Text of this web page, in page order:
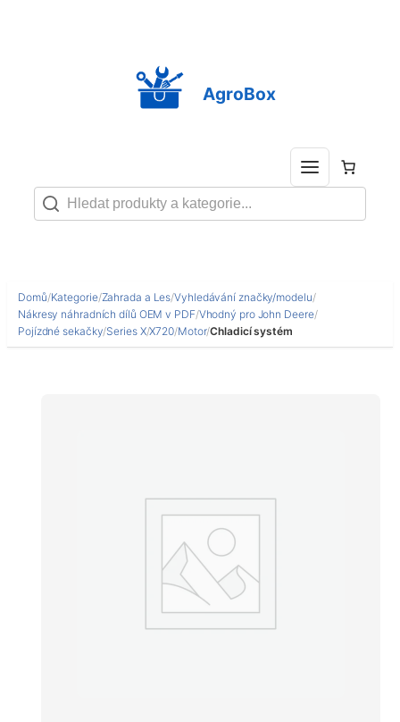
AgroBox
Domů/Kategorie/Zahrada a Les/Vyhledávání značky/modelu/
Nákresy náhradních dílů OEM v PDF/Vhodný pro John Deere/
Pojízdné sekačky/Series X/X720/Motor/Chladicí systém